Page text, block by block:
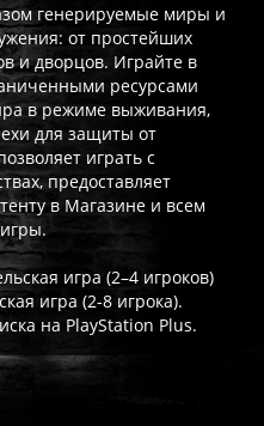
генерируемые миры и
от простейших
и дворцов. Играйте в
ресурсами
в режиме выживания,
для защиты от
играть с
предоставляет
в Магазине и всем
игра (2–4 игроков)
игра (2-8 игрока).
на PlayStation Plus.